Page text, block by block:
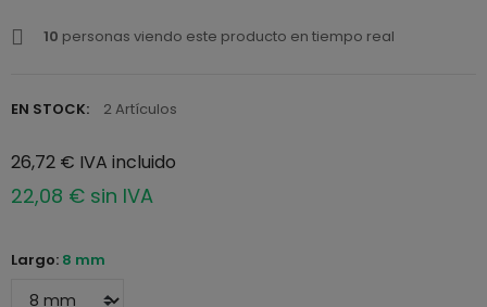
10 personas viendo este producto en tiempo real
EN STOCK: 2 Artículos
26,72 € IVA incluido
22,08 € sin IVA
Largo: 8 mm